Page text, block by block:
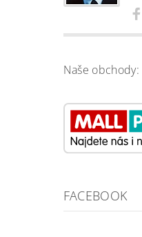
Naše obchody:
FACEBOOK